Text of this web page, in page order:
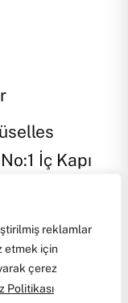
reklamlar
etmek için
çerez
Politikası
İç Kapı
Tüm